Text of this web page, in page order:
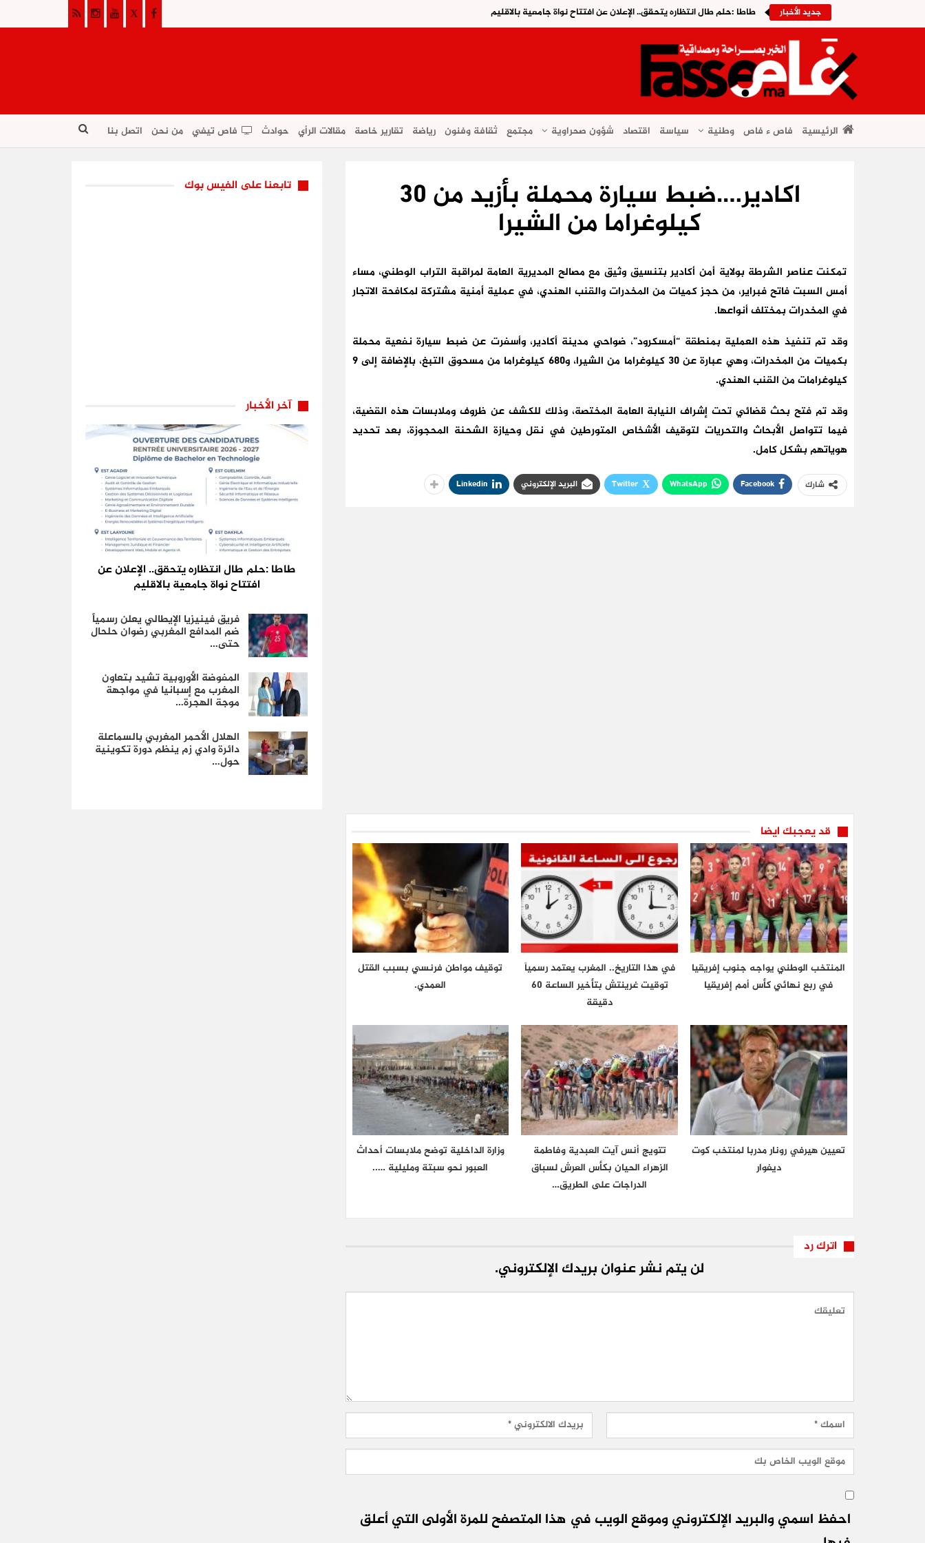
جديد الأخبار طاطا :حلم طال انتظاره يتحقق.. الإعلان عن افتتاح نواة جامعية بالاقليم
الرئيسية فاص ء فاص وطنية سياسة اقتصاد شؤون صحراوية مجتمع ثقافة وفنون رياضة تقارير خاصة مقالات الرأي حوادث فاص تيفي من نحن اتصل بنا
اكادير….ضبط سيارة محملة بأزيد من 30
كيلوغراما من الشيرا
تمكنت عناصر الشرطة بولاية أمن أكادير بتنسيق وثيق مع مصالح المديرية العامة لمراقبة التراب الوطني، مساء
أمس السبت فاتح فبراير، من حجز كميات من المخدرات والقنب الهندي، في عملية أمنية مشتركة لمكافحة الاتجار
في المخدرات بمختلف أنواعها.
وقد تم تنفيذ هذه العملية بمنطقة “أمسكرود”، ضواحي مدينة أكادير، وأسفرت عن ضبط سيارة نفعية محملة
بكميات من المخدرات، وهي عبارة عن 30 كيلوغراما من الشيرا، و680 كيلوغراما من مسحوق التبغ، بالإضافة إلى 9
كيلوغرامات من القنب الهندي.
وقد تم فتح بحث قضائي تحت إشراف النيابة العامة المختصة، وذلك للكشف عن ظروف وملابسات هذه القضية،
فيما تتواصل الأبحاث والتحريات لتوقيف الأشخاص المتورطين في نقل وحيازة الشحنة المحجوزة، بعد تحديد
هوياتهم بشكل كامل.
شارك Facebook
WhatsApp
Twitter البريد الإلكتروني Linkedin
قد يعجبك ايضا
المنتخب الوطني يواجه جنوب إفريقيا
في ربع نهائي كأس أمم إفريقيا
في هذا التاريخ.. المغرب يعتمد رسمياً
توقيت غرينتش بتأخير الساعة 60
دقيقة
توقيف مواطن فرنسي بسبب القتل
العمدي.
تعيين هيرفي رونار مدربا لمنتخب كوت
ديفوار
تتويج أنس آيت العبدية وفاطمة
الزهراء الحيان بكأس العرش لسباق
الدراجات على الطريق…
وزارة الداخلية توضح ملابسات أحداث
العبور نحو سبتة ومليلية …..
اترك رد
لن يتم نشر عنوان بريدك الإلكتروني.
احفظ اسمي والبريد الإلكتروني وموقع الويب في هذا المتصفح للمرة الأولى التي أعلق
تابعنا على الفيس بوك
آخر الأخبار
طاطا :حلم طال انتظاره يتحقق.. الإعلان عن
افتتاح نواة جامعية بالاقليم
فريق فينيزيا الإيطالي يعلن رسمياً
ضم المدافع المغربي رضوان حلحال
حتى…
المفوضة الأوروبية تشيد بتعاون
المغرب مع إسبانيا في مواجهة
موجة الهجرة…
الهلال الأحمر المغربي بالسماعلة
دائرة وادي زم ينظم دورة تكوينية
حول…